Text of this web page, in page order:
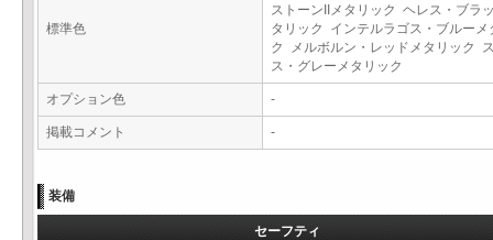
標準色
ストーンIIメタリック ヘレス・ブラ
タリック インテルラゴス・ブルーメ
ク メルボルン・レッドメタリック
ス・グレーメタリック
オプション色 -
掲載コメント -
装備
セーフティ